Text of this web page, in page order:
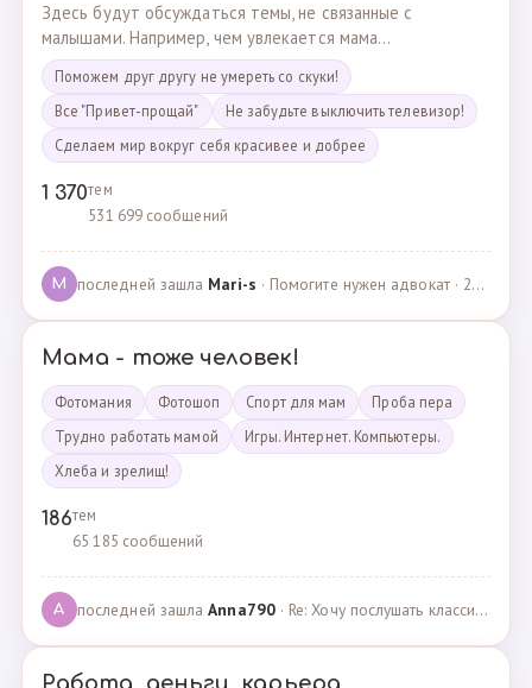
Здесь будут обсуждаться темы, не связанные с
малышами. Например, чем увлекается мама...
Поможем друг другу не умереть со скуки!
Все "Привет-прощай"
Не забудьте выключить телевизор!
Сделаем мир вокруг себя красивее и добрее
1 370тем
531 699 сообщений
M последней зашла Mari-s · Помогите нужен адвокат · 24.04.2025
Мама - тоже человек!
Фотомания Фотошоп Спорт для мам
Проба пера
Трудно работать мамой
Игры. Интернет. Компьютеры.
Хлеба и зрелищ!
186тем
65 185 сообщений
A последней зашлаAnna790· Re: Хочу послушать классику · 22.03.2025
Работа, деньги, карьера